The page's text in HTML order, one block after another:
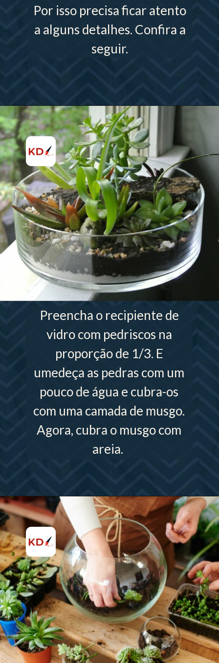
Por isso precisa ficar atento
a alguns detalhes. Confira a
seguir.
Preencha o recipiente de
vidro com pedriscos na
proporção de 1/3. E
umedeça as pedras com um
pouco de água e cubra-os
com uma camada de musgo.
Agora, cubra o musgo com
areia.